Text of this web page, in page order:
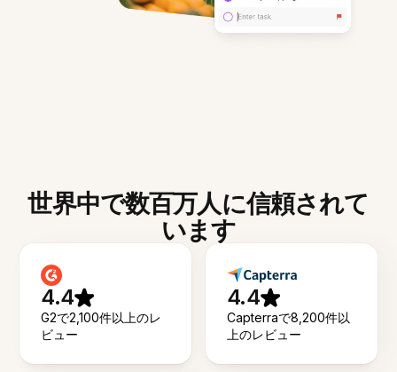
世界中で数百万人に信頼されて
います
4.4
G2で2,100件以上のレ
ビュー
4.4
Capterraで8,200件以
上のレビュー